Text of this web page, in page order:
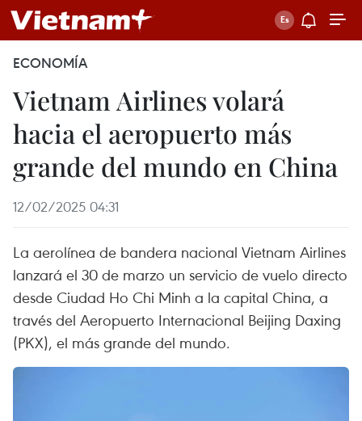
ECONOMÍA
Vietnam Airlines volará
hacia el aeropuerto más
grande del mundo en China
12/02/2025 04:31
La aerolínea de bandera nacional Vietnam Airlines
lanzará el 30 de marzo un servicio de vuelo directo
desde Ciudad Ho Chi Minh a la capital China, a
través del Aeropuerto Internacional Beijing Daxing
(PKX), el más grande del mundo.